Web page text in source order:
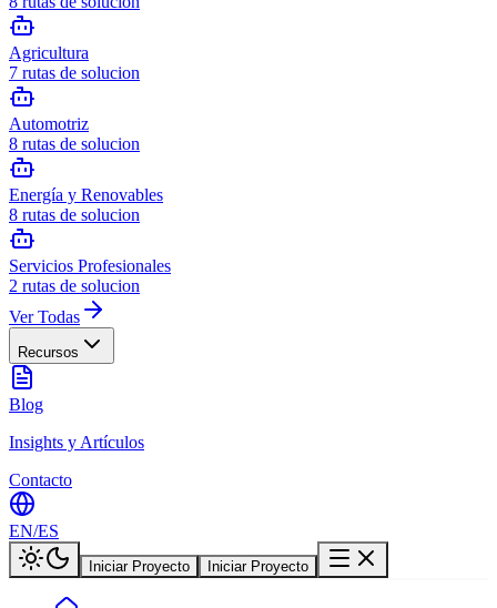
Agricultura
7 rutas de solucion
Automotriz
8 rutas de solucion
Energía y Renovables
8 rutas de solucion
Servicios Profesionales
2 rutas de solucion
Ver Todas
Recursos
Blog
Insights y Artículos
Contacto
EN/ES
Iniciar Proyecto Iniciar Proyecto